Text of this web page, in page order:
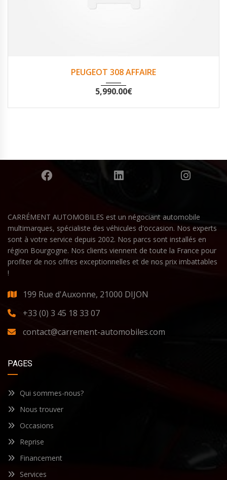
PEUGEOT 308 AFFAIRE
5,990.00€
CARRÉMENT AUTOMOBILES est un négociant automobile
multimarques, spécialiste des véhicules d'occasion. Nos experts
sont à votre service depuis 2002. Nos parcs sont installés en
région Bourgogne. Nos clients viennent de toute la France pour
profiter de nos offres exceptionnelles et de nos prix imbattables
!
199 Rue d'Auxonne, 21000 DIJON
+33 (0) 3 45 18 33 07
contact@carrement-automobiles.com
PAGES
Qui sommes-nous?
Nous trouver
Occasions
Reprise
Financement
Services